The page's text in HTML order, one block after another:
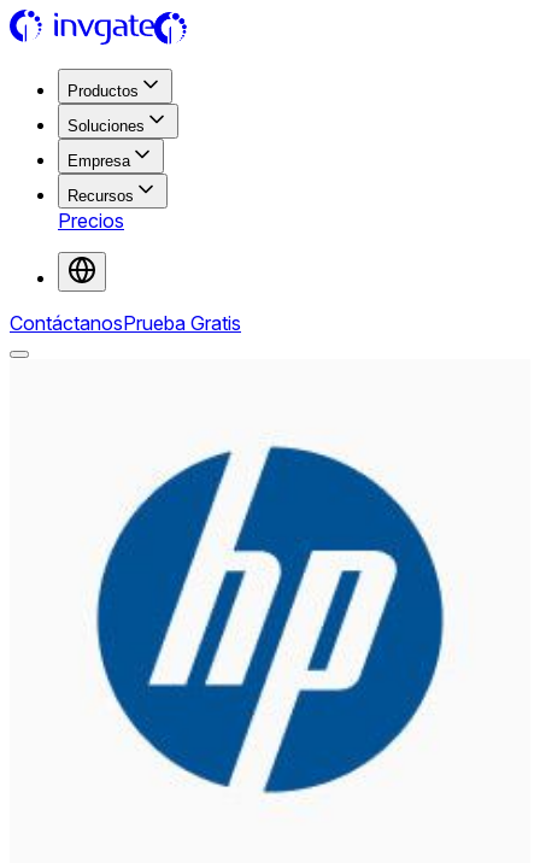
Productos
Soluciones
Empresa
Recursos
Precios
ContáctanosPrueba Gratis